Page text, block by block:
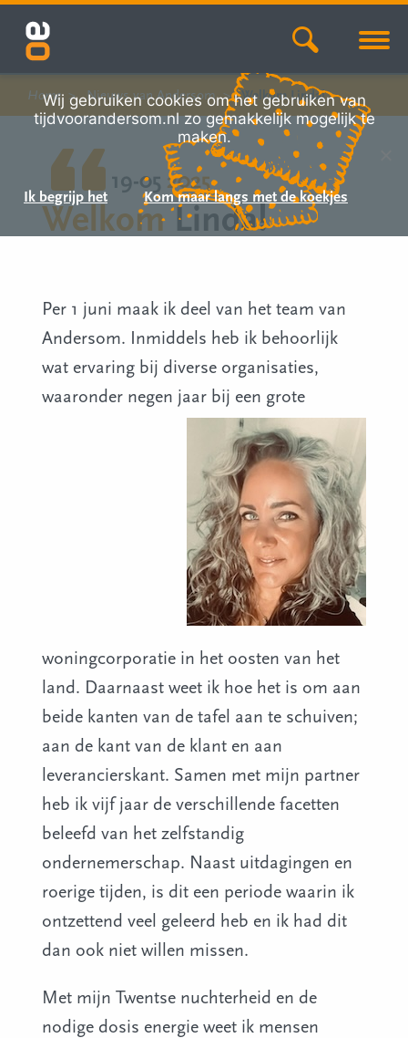
Home Nieuws van Andersom Welkom Linda!
19-05 2025
WelkomLinda!
Per 1 juni maak ik deel van het team van
Andersom. Inmiddels heb ik behoorlijk
wat ervaring bij diverse organisaties,
waaronder negen jaar bij een grote
woningcorporatie in het oosten van het
land. Daarnaast weet ik hoe het is om aan
beide kanten van de tafel aan te schuiven;
aan de kant van de klant en aan
leverancierskant. Samen met mijn partner
heb ik vijf jaar de verschillende facetten
beleefd van het zelfstandig
ondernemerschap. Naast uitdagingen en
roerige tijden, is dit een periode waarin ik
ontzettend veel geleerd heb en ik had dit
dan ook niet willen missen.
Met mijn Twentse nuchterheid en de
nodige dosis energie weet ik mensen
Wij gebruiken cookies om het gebruiken van
tijdvoorandersom.nl zo gemakkelijk mogelijk te
maken.
Ik begrijp het Kom maar langs met de koekjes